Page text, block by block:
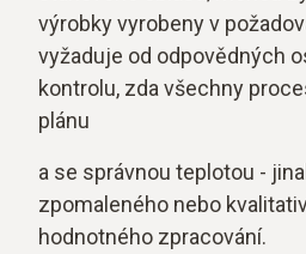
výrobky vyrobeny v
vyžaduje od odpovědných
kontrolu, zda všechny
plánu
a se správnou teplotou -
zpomaleného nebo
hodnotného zpracování.